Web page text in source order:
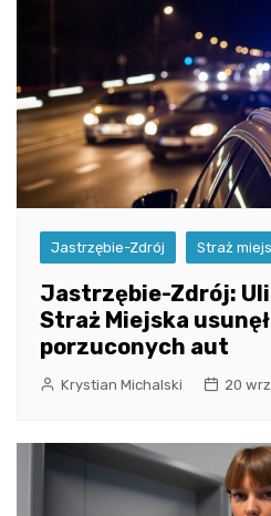
Jastrzębie-Zdrój Straż
Jastrzębie-Zdrój:
Straż Miejska
porzuconych aut
Krystian Michalski 20